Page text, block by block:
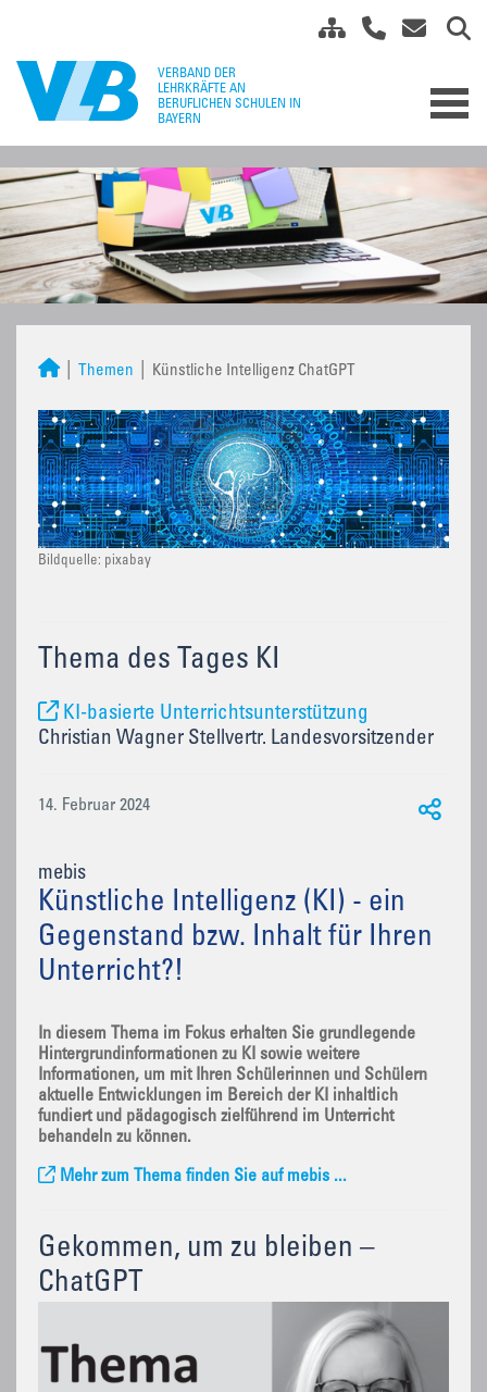
Themen Künstliche Intelligenz ChatGPT
Bildquelle: pixabay
Thema des Tages KI
KI-basierte Unterrichtsunterstützung
Christian Wagner Stellvertr. Landesvorsitzender
14. Februar 2024
mebis
Künstliche Intelligenz (KI) - ein
Gegenstand bzw. Inhalt für Ihren
Unterricht?!
In diesem Thema im Fokus erhalten Sie grundlegende
Hintergrundinformationen zu KI sowie weitere
Informationen, um mit Ihren Schülerinnen und Schülern
aktuelle Entwicklungen im Bereich der KI inhaltlich
fundiert und pädagogisch zielführend im Unterricht
behandeln zu können.
Mehr zum Thema finden Sie auf mebis ...
Gekommen, um zu bleiben –
ChatGPT